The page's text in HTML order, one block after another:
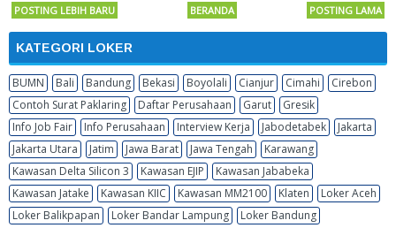
POSTING LEBIH BARU POSTING LAMA
BERANDA
KATEGORI LOKER
BUMN Bali Bandung Bekasi Boyolali Cianjur Cimahi
Cirebon
Contoh Surat Paklaring
Daftar Perusahaan Garut
Gresik
Info Job Fair
Info Perusahaan Interview Kerja Jabodetabek
Jakarta
Jakarta Utara
Jatim Jawa Barat Jawa Tengah
Karawang
Kawasan Delta Silicon 3
Kawasan EJIP
Kawasan Jababeka
Kawasan Jatake
Kawasan KIIC Kawasan MM2100 Klaten
Loker Aceh
Loker Balikpapan
Loker Bandar Lampung
Loker Bandung